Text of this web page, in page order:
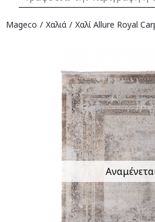
Mageco Χαλιά Χαλί Allure Royal